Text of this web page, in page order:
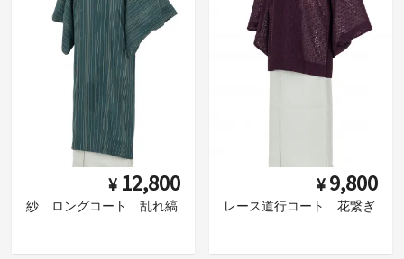
¥ 12,800
紗 ロングコート 乱れ縞
¥ 9,800
レース道行コート 花繋ぎ